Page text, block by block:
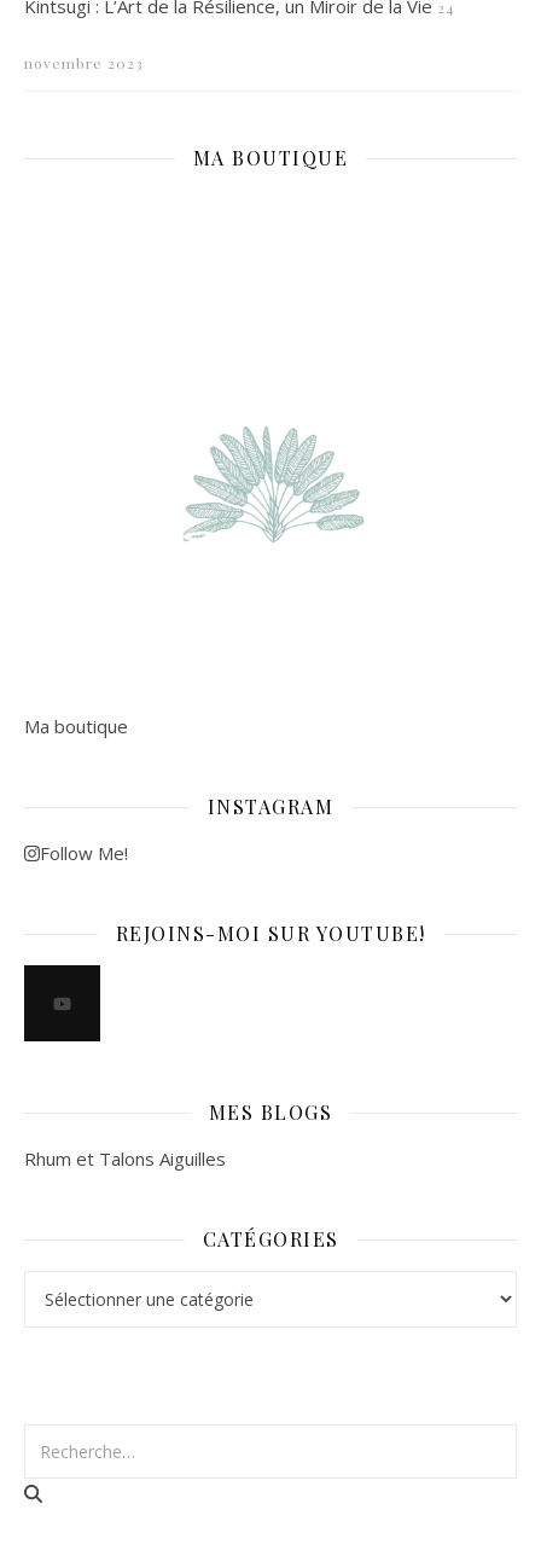
Kintsugi : L’Art de la Résilience, un Miroir de la Vie 24
novembre 2023
MA BOUTIQUE
Ma boutique
INSTAGRAM
Follow Me!
REJOINS-MOI SUR YOUTUBE!
MES BLOGS
Rhum et Talons Aiguilles
CATÉGORIES